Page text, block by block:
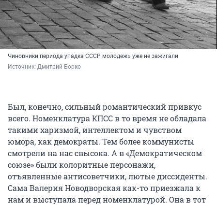
Чиновники периода упадка СССР молодежь уже не зажигали
Источник: Дмитрий Борко
Был, конечно, сильный романтический привкус
всего. Номенклатура КПСС в то время не обладала
такими харизмой, интеллектом и чувством
юмора, как демократы. Тем более коммунисты
смотрели на нас свысока. А в «Демократическом
союзе» были колоритные персонажи,
отъявленные антисоветчики, лютые диссиденты.
Сама Валерия Новодворская как-то приезжала к
нам и выступала перед номенклатурой. Она в тот